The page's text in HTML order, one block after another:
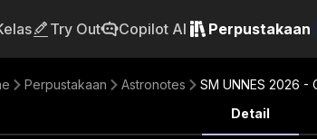
Try Out Copilot AI Perpustakaan
Perpustakaan Astronotes
SM UNNES 2026 -
Detail